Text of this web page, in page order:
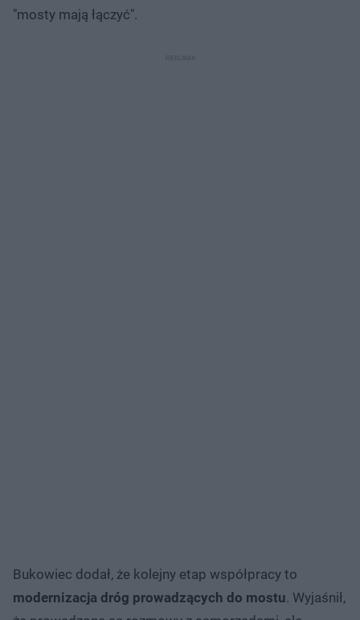
"mosty mają łączyć".
Bukowiec dodał, że kolejny etap współpracy to
modernizacja dróg prowadzących do mostu. Wyjaśnił,